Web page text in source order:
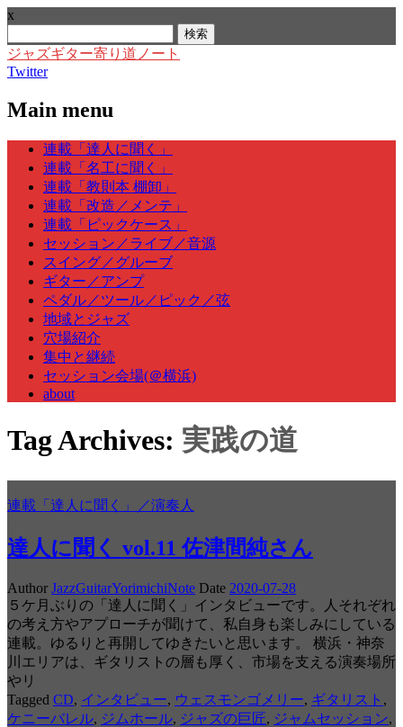
x
索:
ジャズギター寄り道ノート
Twitter
Main menu
Skip
content
連載「達人に聞く」
連載「名工に聞く」
連載「教則本 棚卸」
連載「改造／メンテ」
連載「ピックケース」
セッション／ライブ／音源
スイング／グルーブ
ギター／アンプ
ペダル／ツール／ピック／弦
地域とジャズ
穴場紹介
集中と継続
セッション会場(＠横浜)
about
Tag Archives: 実践の道
連載「達人に聞く」／演奏人
達人に聞く vol.11 佐津間純さん
Author JazzGuitarYorimichiNote Date 2020-07-28
５ケ月ぶりの「達人に聞く」インタビューです。人それぞれ
の考え方やアプローチが聞けて、私自身も楽しみにしている
連載。ゆるりと再開してゆきたいと思います。 横浜・神奈
川エリアは、ギタリストの層も厚く、市場を支える演奏場所
やリ
Tagged CD, インタビュー, ウェスモンゴメリー, ギタリスト ,
ケニーバレル, ジムホール, ジャズの巨匠, ジャムセッション,